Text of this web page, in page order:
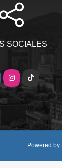
SOCIALES
Instagram
TikTok
Powered by: